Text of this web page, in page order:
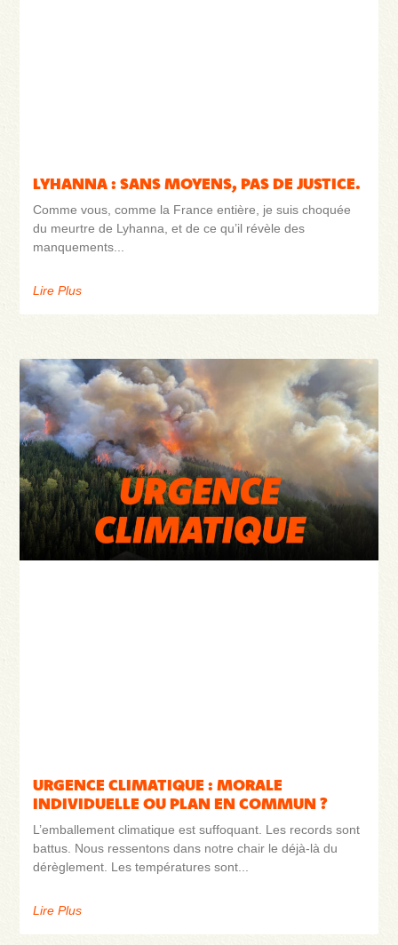
LYHANNA : SANS MOYENS, PAS DE JUSTICE.
Comme vous, comme la France entière, je suis choquée
du meurtre de Lyhanna, et de ce qu’il révèle des
manquements
Lire Plus
URGENCE CLIMATIQUE : MORALE
INDIVIDUELLE OU PLAN EN COMMUN ?
L’emballement climatique est suffoquant. Les records sont
battus. Nous ressentons dans notre chair le déjà-là du
dérèglement. Les températures sont
Lire Plus